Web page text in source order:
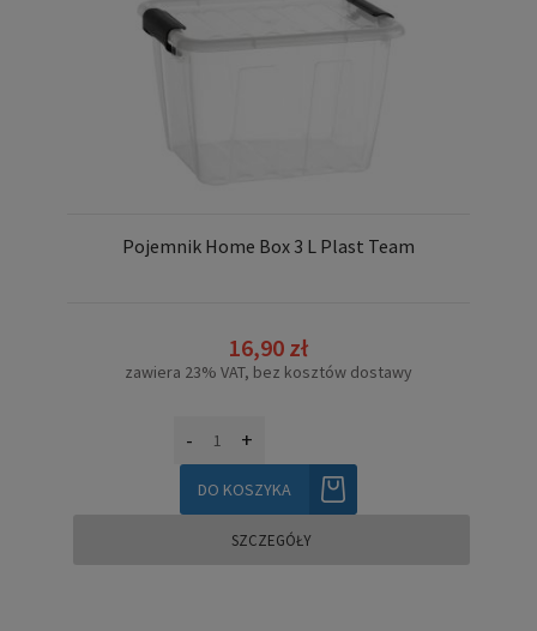
Pojemnik Home Box 3 L Plast Team
16,90 zł
zawiera 23% VAT, bez kosztów dostawy
- +
DO KOSZYKA
SZCZEGÓŁY